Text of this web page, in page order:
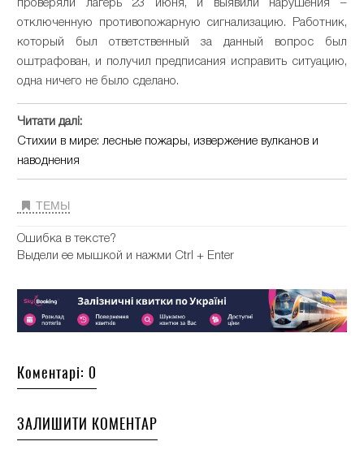
проверяли лагерь 23 июня, и выявили нарушения –
отключенную противопожарную сигнализацию. Работник,
который был ответственный за данный вопрос был
оштрафован, и получил предписания исправить ситуацию,
одна ничего не было сделано.
Читати далі:
Стихии в мире: лесные пожары, извержение вулканов и
наводнения
ТЕМЫ
Ошибка в тексте?
Выдели ее мышкой и нажми Ctrl + Enter
Коментарі: 0
ЗАЛИШИТИ КОМЕНТАР